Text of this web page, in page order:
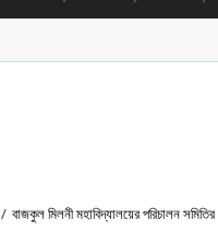
/ বাজকুল মিলনী মহাবিদ্যালয়ের পরিচালন